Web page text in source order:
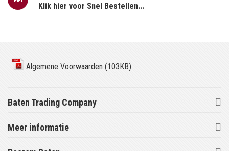
Klik hier voor Snel Bestellen...
Algemene Voorwaarden (103KB)
Baten Trading Company
Meer informatie